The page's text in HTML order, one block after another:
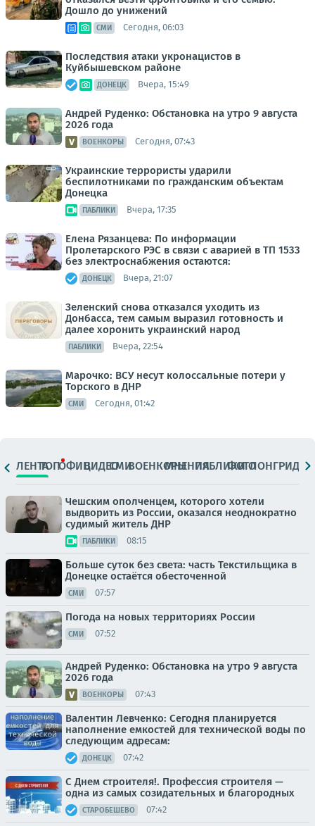
Дошло до унижений
СМИ Сегодня, 06:03
Последствия атаки укронацистов в
Куйбышевском районе
ДОНЕЦК Вчера, 15:49
Андрей Руденко: Обстановка на утро 9 августа
2026 года
ВОЕНКОРЫ Сегодня, 07:43
Украинские террористы ударили
беспилотниками по гражданским объектам
Донецка
ПАБЛИКИ Вчера, 17:35
Елена Рязанцева: По информации
Пролетарского РЭС в связи с аварией в ТП 1533
без электроснабжения остаются:
ДОНЕЦК Вчера, 21:07
Зеленский снова отказался уходить из
Донбасса, тем самым выразил готовность и
далее хоронить украинский народ
ПАБЛИКИ Вчера, 22:54
Марочко: ВСУ несут колоссальные потери у
Торского в ДНР
СМИ Сегодня, 01:42
ЛЕНТАТОПОФИЦ.ВИДЕОСМИВОЕНКОРЫМНЕНИЯПАБЛИКИ
ФОТОЛОНГРИДЫ
Чешским ополченцем, которого хотели
выдворить из России, оказался неоднократно
судимый житель ДНР
ПАБЛИКИ 08:15
Больше суток без света: часть Текстильщика в
Донецке остаётся обесточенной
СМИ 07:57
Погода на новых территориях России
СМИ 07:52
Андрей Руденко: Обстановка на утро 9 августа
2026 года
ВОЕНКОРЫ 07:43
Валентин Левченко: Сегодня планируется
наполнение емкостей для технической воды по
следующим адресам:
ДОНЕЦК 07:42
С Днем строителя!. Профессия строителя —
одна из самых созидательных и благородных
СТАРОБЕШЕВО 07:42